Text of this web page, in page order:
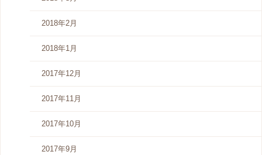
2018年2月
2018年1月
2017年12月
2017年11月
2017年10月
2017年9月